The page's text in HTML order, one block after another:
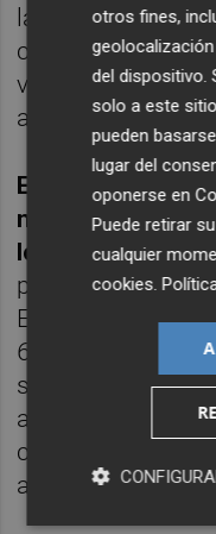
la parte baja del
con la directriz
valor, lo que
a la cotización de
En el caso de
niveles podría
los 29,60 euros,
proyectar la
Ese precio
61,8% al alza de
superado pero
actuar como
coincide con el
al alza recorrido
otros fines,
del dispositivo.
solo a este
pueden
lugar del
oponerse en
Puede retirar
cualquier
cookies .